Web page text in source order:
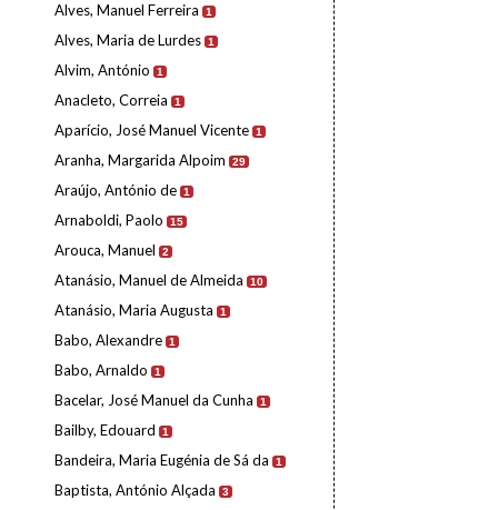
Alves, Manuel Ferreira 1
Alves, Maria de Lurdes 1
Alvim, António 1
Anacleto, Correia 1
Aparício, José Manuel Vicente 1
Aranha, Margarida Alpoim 29
Araújo, António de 1
Arnaboldi, Paolo 15
Arouca, Manuel 2
Atanásio, Manuel de Almeida 10
Atanásio, Maria Augusta 1
Babo, Alexandre 1
Babo, Arnaldo 1
Bacelar, José Manuel da Cunha 1
Bailby, Edouard 1
Bandeira, Maria Eugénia de Sá da 1
Baptista, António Alçada 3